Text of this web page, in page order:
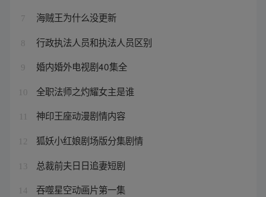
7 海贼王为什么没更新
8 行政执法人员和执法人员区别
9 婚内婚外电视剧40集全
10 全职法师之灼耀女主是谁
神印王座动漫剧情内容
12 狐妖小红娘剧场版分集剧情
13 总裁前夫日日追妻短剧
14 吞噬星空动画片第一集